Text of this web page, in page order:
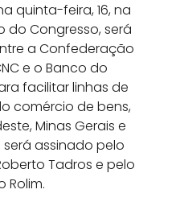
quinta-feira, 16, na
Congresso, será
a Confederação
e o Banco do
facilitar linhas de
comércio de bens,
Minas Gerais e
será assinado pelo
Tadros e pelo
Rolim.